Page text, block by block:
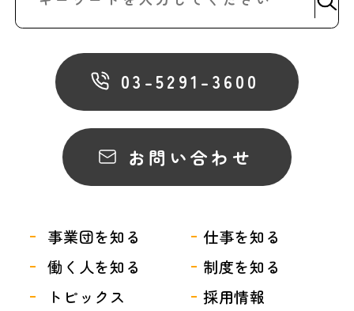
03-5291-3600
お問い合わせ
事業団を知る
仕事を知る
働く人を知る
制度を知る
トピックス
採用情報